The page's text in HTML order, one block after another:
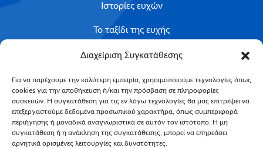
Διαχείριση Συγκατάθεσης
Για να παρέχουμε την καλύτερη εμπειρία, χρησιμοποιούμε τεχνολογίες όπως
cookies για την αποθήκευση ή/και την πρόσβαση σε πληροφορίες
συσκευών. Η συγκατάθεση για τις εν λόγω τεχνολογίες θα μας επιτρέψει να
επεξεργαστούμε δεδομένα προσωπικού χαρακτήρα, όπως συμπεριφορά
περιήγησης ή μοναδικά αναγνωριστικά σε αυτόν τον ιστότοπο. Η μη
συγκατάθεση ή η ανάκληση της συγκατάθεσης, μπορεί να επηρεάσει
αρνητικά ορισμένες λειτουργίες και δυνατότητες.
Ιστορίες ευχών
Το ταξίδι της ευχής
Κριτήρια Καταλληλότητας
Υποβολή Αιτήματος
NEWSLETTER
Email*